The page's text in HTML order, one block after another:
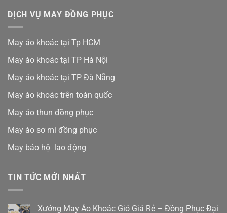
DỊCH VỤ MAY ĐỒNG PHỤC
May áo khoác tại Tp HCM
May áo khoác tại TP Hà Nội
May áo khoác tại TP Đà Nẵng
May áo khoác trên toàn quốc
May áo thun đồng phục
May áo sơ mi đồng phục
May bảo hộ lao động
TIN TỨC MỚI NHẤT
Xưởng May Áo Khoác Gió Giá Rẻ – Đồng Phục Đại